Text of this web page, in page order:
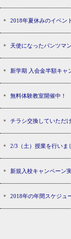
2018年夏休みのイベン
天使になったパンツマン
新学期 入会金半額キャ
無料体験教室開催中！
チラシ交換していただ
2/3（土）授業を行いま
新規入校キャンペーン
2018年の年間スケジュ